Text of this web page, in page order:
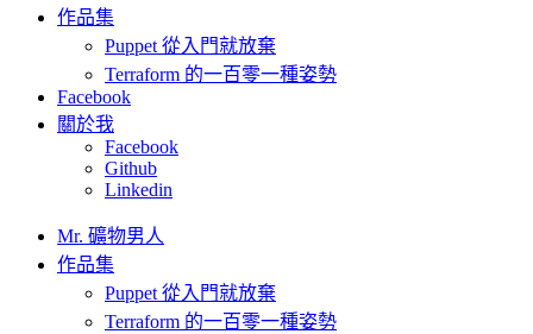
作品集
Puppet 從入門就放棄
Terraform 的一百零一種姿勢
Facebook
關於我
Facebook
Github
Linkedin
Mr. 礦物男人
作品集
Puppet 從入門就放棄
Terraform 的一百零一種姿勢